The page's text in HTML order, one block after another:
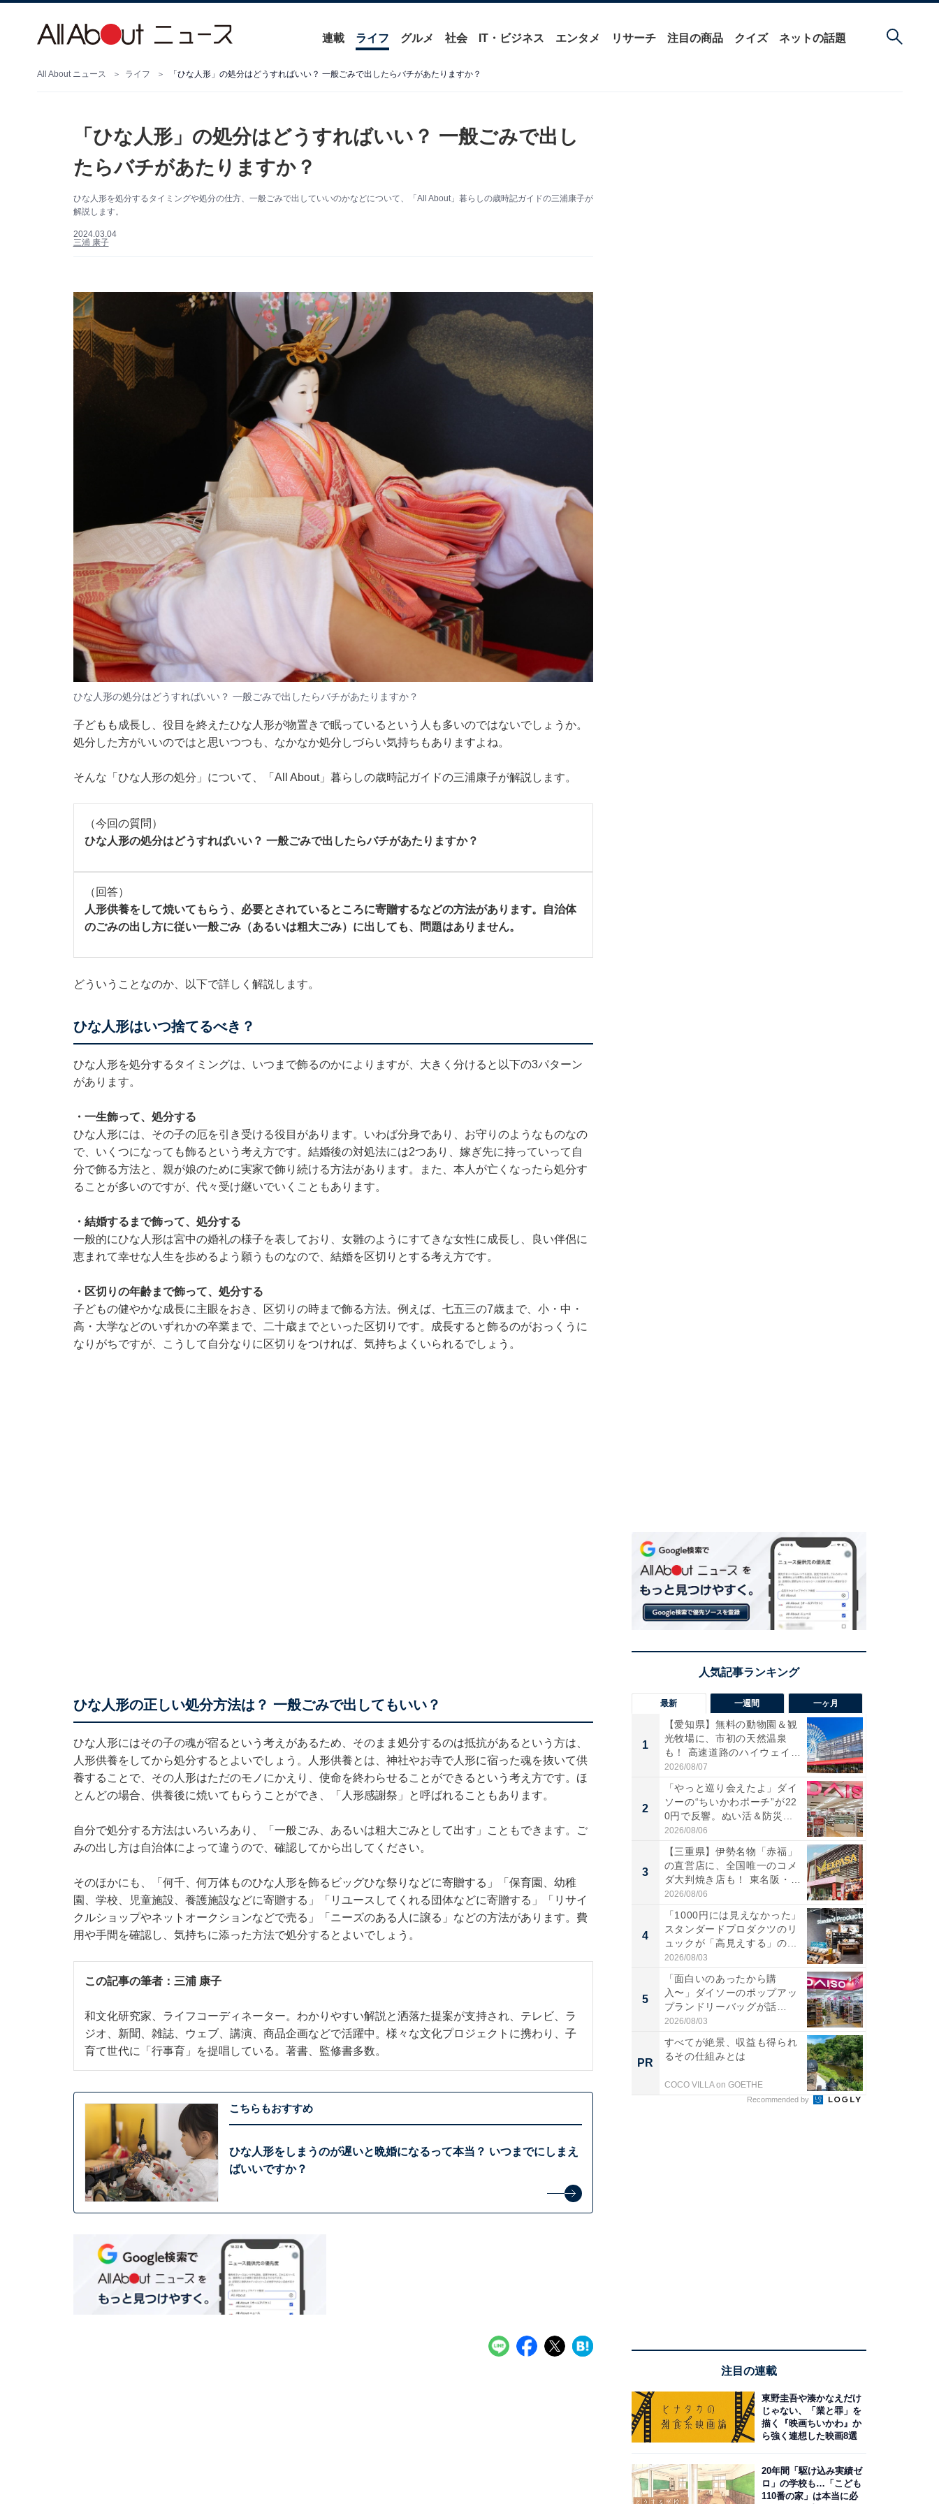
連載 ライフ グルメ 社会 IT・ビジネス エンタメ リサーチ 注目の商品 クイズ ネットの話題
All About ニュース ライフ 「ひな人形」の処分はどうすればいい？ 一般ごみで出したらバチがあたりますか？
「ひな人形」の処分はどうすればいい？ 一般ごみで出し
たらバチがあたりますか？
ひな人形を処分するタイミングや処分の仕方、一般ごみで出していいのかなどについて、「All About」暮らしの歳時記ガイドの三浦康子が
解説します。
2024.03.04
三浦 康子
ひな人形の処分はどうすればいい？ 一般ごみで出したらバチがあたりますか？
子どもも成長し、役目を終えたひな人形が物置きで眠っているという人も多いのではないでしょうか。
処分した方がいいのではと思いつつも、なかなか処分しづらい気持ちもありますよね。
そんな「ひな人形の処分」について、「All About」暮らしの歳時記ガイドの三浦康子が解説します。
（今回の質問）
ひな人形の処分はどうすればいい？ 一般ごみで出したらバチがあたりますか？
（回答）
人形供養をして焼いてもらう、必要とされているところに寄贈するなどの方法があります。自治体
のごみの出し方に従い一般ごみ（あるいは粗大ごみ）に出しても、問題はありません。
どういうことなのか、以下で詳しく解説します。
ひな人形はいつ捨てるべき？
ひな人形を処分するタイミングは、いつまで飾るのかによりますが、大きく分けると以下の3パターン
があります。
・一生飾って、処分する
ひな人形には、その子の厄を引き受ける役目があります。いわば分身であり、お守りのようなものなの
で、いくつになっても飾るという考え方です。結婚後の対処法には2つあり、嫁ぎ先に持っていって自
分で飾る方法と、親が娘のために実家で飾り続ける方法があります。また、本人が亡くなったら処分す
ることが多いのですが、代々受け継いでいくこともあります。
・結婚するまで飾って、処分する
一般的にひな人形は宮中の婚礼の様子を表しており、女雛のようにすてきな女性に成長し、良い伴侶に
恵まれて幸せな人生を歩めるよう願うものなので、結婚を区切りとする考え方です。
・区切りの年齢まで飾って、処分する
子どもの健やかな成長に主眼をおき、区切りの時まで飾る方法。例えば、七五三の7歳まで、小・中・
高・大学などのいずれかの卒業まで、二十歳までといった区切りです。成長すると飾るのがおっくうに
なりがちですが、こうして自分なりに区切りをつければ、気持ちよくいられるでしょう。
ひな人形の正しい処分方法は？ 一般ごみで出してもいい？
ひな人形にはその子の魂が宿るという考えがあるため、そのまま処分するのは抵抗があるという方は、
人形供養をしてから処分するとよいでしょう。人形供養とは、神社やお寺で人形に宿った魂を抜いて供
養することで、その人形はただのモノにかえり、使命を終わらせることができるという考え方です。ほ
とんどの場合、供養後に焼いてもらうことができ、「人形感謝祭」と呼ばれることもあります。
自分で処分する方法はいろいろあり、「一般ごみ、あるいは粗大ごみとして出す」こともできます。ご
みの出し方は自治体によって違うので、確認してから出してください。
そのほかにも、「何千、何万体ものひな人形を飾るビッグひな祭りなどに寄贈する」「保育園、幼稚
園、学校、児童施設、養護施設などに寄贈する」「リユースしてくれる団体などに寄贈する」「リサイ
クルショップやネットオークションなどで売る」「ニーズのある人に譲る」などの方法があります。費
用や手間を確認し、気持ちに添った方法で処分するとよいでしょう。
この記事の筆者： 三浦 康子
和文化研究家、ライフコーディネーター。わかりやすい解説と洒落た提案が支持され、テレビ、ラ
ジオ、新聞、雑誌、ウェブ、講演、商品企画などで活躍中。様々な文化プロジェクトに携わり、子
育て世代に「行事育」を提唱している。著書、監修書多数。
こちらもおすすめ
ひな人形をしまうのが遅いと晩婚になるって本当？ いつまでにしまえ
ばいいですか？
最新 一週間 一ヶ月
1
【愛知県】無料の動物園＆観
光牧場に、市初の天然温泉
も！ 高速道路のハイウェイオ
ア...
2026/08/07
2
「やっと巡り会えたよ」ダイ
ソーの“ちいかわポーチ”が22
0円で反響。ぬい活＆防災...
2026/08/06
3
【三重県】伊勢名物「赤福」
の直営店に、全国唯一のコメ
ダ大判焼き店も！ 東名阪・
伊...
2026/08/06
4
「1000円には見えなかった」
スタンダードプロダクツのリ
ュックが「高見えする」の...
2026/08/03
5
「面白いのあったから購
入〜」ダイソーのポップアッ
プランドリーバッグが話
題。“さま...
2026/08/03
PR
すべてが絶景、収益も得られ
るその仕組みとは
COCO VILLA on GOETHE
Recommended by
注目の連載
東野圭吾や湊かなえだけ
じゃない、「業と罪」を
描く『映画ちいかわ』か
ら強く連想した映画8選
20年間「駆け込み実績ゼ
ロ」の学校も…「こども
110番の家」は本当に必